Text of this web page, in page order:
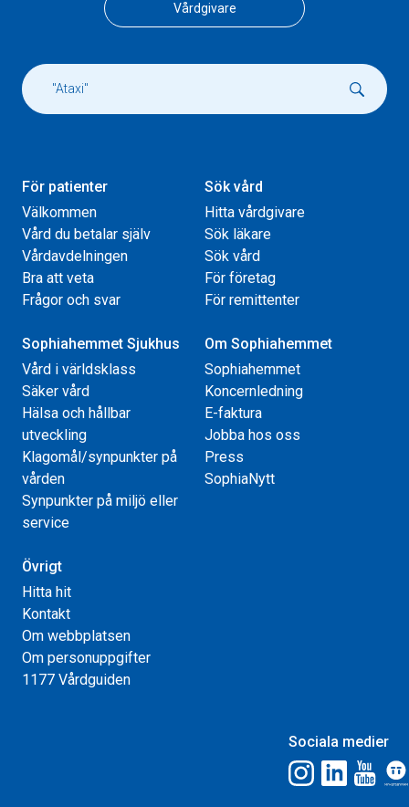
Vårdgivare
För patienter
Välkommen
Vård du betalar själv
Vårdavdelningen
Bra att veta
Frågor och svar
Sök vård
Hitta vårdgivare
Sök läkare
Sök vård
För företag
För remittenter
Sophiahemmet Sjukhus
Vård i världsklass
Säker vård
Hälsa och hållbar
utveckling
Klagomål/synpunkter på
vården
Synpunkter på miljö eller
service
Om Sophiahemmet
Sophiahemmet
Koncernledning
E-faktura
Jobba hos oss
Press
SophiaNytt
Övrigt
Hitta hit
Kontakt
Om webbplatsen
Om personuppgifter
1177 Vårdguiden
Sociala medier